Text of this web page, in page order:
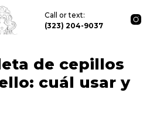
Call or text:
(323) 204-9037
de cepillos
cuál usar y